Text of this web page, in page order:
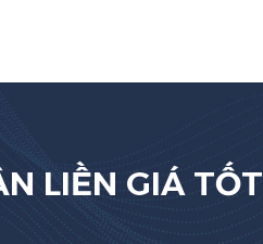
LIỀN GIÁ TỐT